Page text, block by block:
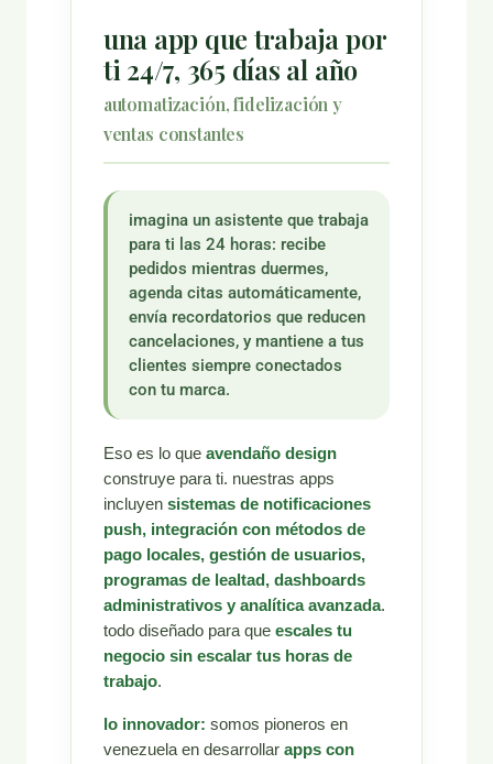
una app que trabaja por
ti 24/7, 365 días al año
automatización, fidelización y
ventas constantes
imagina un asistente que trabaja
para ti las 24 horas: recibe
pedidos mientras duermes,
agenda citas automáticamente,
envía recordatorios que reducen
cancelaciones, y mantiene a tus
clientes siempre conectados
con tu marca.
Eso es lo que avendaño design
construye para ti. nuestras apps
incluyen sistemas de notificaciones
push, integración con métodos de
pago locales, gestión de usuarios,
programas de lealtad, dashboards
administrativos y analítica avanzada.
todo diseñado para que escales tu
negocio sin escalar tus horas de
trabajo.
lo innovador: somos pioneros en
venezuela en desarrollar apps con